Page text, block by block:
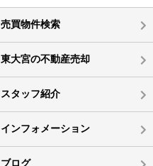
売買物件検索
東大宮の不動産売却
スタッフ紹介
インフォメーション
ブログ